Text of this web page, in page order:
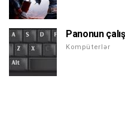
Panonun
Kompüterlər